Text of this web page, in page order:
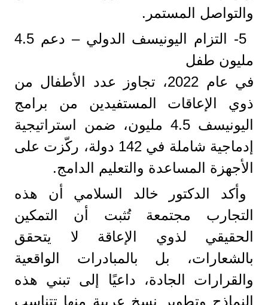
والتواصل المستمر.
5- التزام اليونيسف الدولي – دعم 4.5
مليون طفل
في عام 2022، تجاوز عدد الأطفال من
ذوي الإعاقات المستفيدين من برامج
اليونيسف 4.5 مليون، ضمن استراتيجية
إدماجية شاملة في 142 دولة، ركّزت على
الأجهزة المساعدة والتعليم الدامج.
وأكد الدكتور خالد السلامي أن هذه
التجارب مجتمعة تُثبت أن التمكين
الحقيقي لذوي الإعاقة لا يتحقق
بالشعارات، بل بالمبادرات الواقعية
والقرارات الجادة، داعيًا إلى تبني هذه
النماذج وتطوير نسخ عربية منها تتناسب